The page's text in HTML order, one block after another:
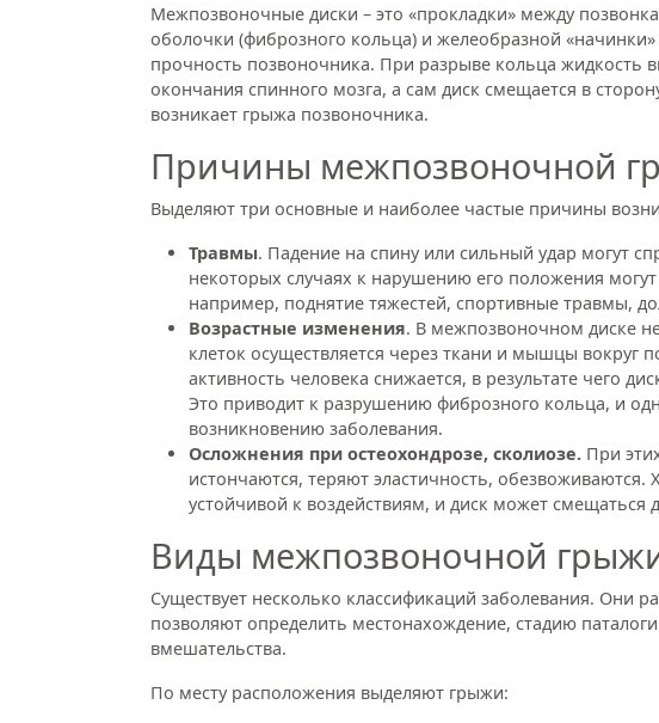
Межпозвоночные диски – это «прокладки» между
оболочки (фиброзного кольца) и желеобразной
прочность позвоночника. При разрыве кольца жидкость
окончания спинного мозга, а сам диск смещается в
возникает грыжа позвоночника.
Причины межпозвоночной
Выделяют три основные и наиболее частые причины
Травмы. Падение на спину или сильный удар могут
некоторых случаях к нарушению его положения
например, поднятие тяжестей, спортивные травмы,
Возрастные изменения. В межпозвоночном диске
клеток осуществляется через ткани и мышцы вокруг
активность человека снижается, в результате чего
Это приводит к разрушению фиброзного кольца, и
возникновению заболевания.
Осложнения при остеохондрозе, сколиозе. При
истончаются, теряют эластичность, обезвоживаются.
устойчивой к воздействиям, и диск может смещаться
Виды межпозвоночной
Существует несколько классификаций заболевания. Они
позволяют определить местонахождение, стадию
вмешательства.
По месту расположения выделяют грыжи: